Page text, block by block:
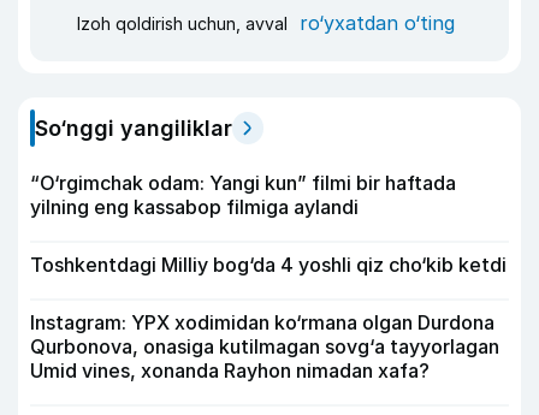
Izoh qoldirish uchun, avval ro‘yxatdan o‘ting
So‘nggi yangiliklar
“O‘rgimchak odam: Yangi kun” filmi bir haftada
yilning eng kassabop filmiga aylandi
Toshkentdagi Milliy bog‘da 4 yoshli qiz cho‘kib ketdi
Instagram: YPX xodimidan ko‘rmana olgan Durdona
Qurbonova, onasiga kutilmagan sovg‘a tayyorlagan
Umid vines, xonanda Rayhon nimadan xafa?